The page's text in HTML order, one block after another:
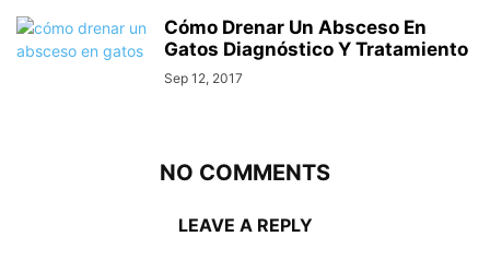
Cómo Drenar Un Absceso En
Gatos Diagnóstico Y Tratamiento
Sep 12, 2017
NO COMMENTS
LEAVE A REPLY